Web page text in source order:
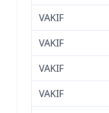
VAKIF
VAKIF
VAKIF
VAKIF